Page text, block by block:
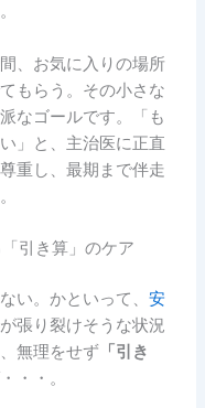
、お気に入りの場所
もらう。その小さな
なゴールです。「も
」と、主治医に正直
重し、最期まで伴走
引き算」のケア
い。かといって、安
張り裂けそうな状況
無理をせず 「引き
・・。